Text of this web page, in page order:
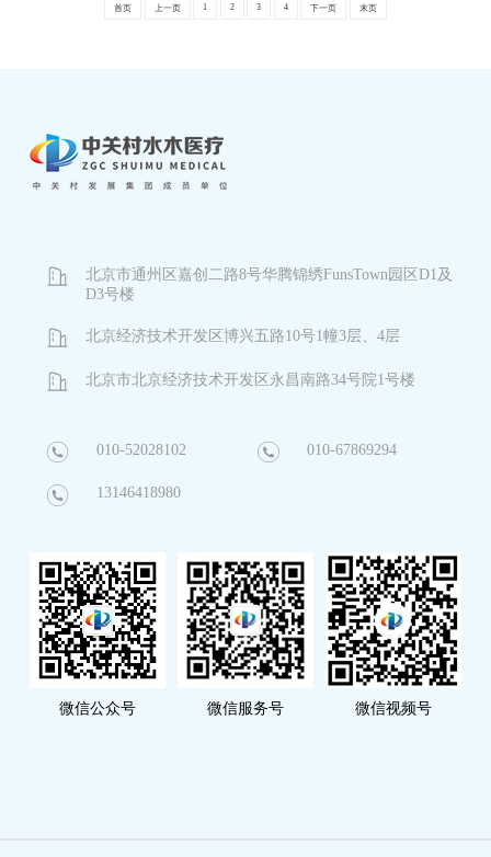
首页 上一页 1 2 3 4 下一页 末页
北京市通州区嘉创二路8号华腾锦绣FunsTown园区D1及
D3号楼
北京经济技术开发区博兴五路10号1幢3层、4层
北京市北京经济技术开发区永昌南路34号院1号楼
010-52028102 010-67869294
13146418980
微信公众号 微信服务号 微信视频号